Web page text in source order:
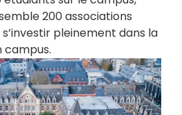
200 associations
pleinement dans la
campus.